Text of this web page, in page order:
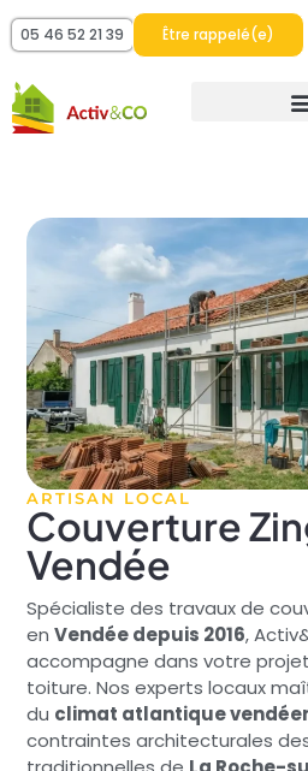
05 46 52 21 39 Être rappelé(e)
ARTISAN LOCAL
Couverture
Vendée
Spécialiste des travaux de
enVendée depuis 2016,
accompagne dans votre
toiture. Nos experts locaux
du climat atlantique
contraintes architecturales